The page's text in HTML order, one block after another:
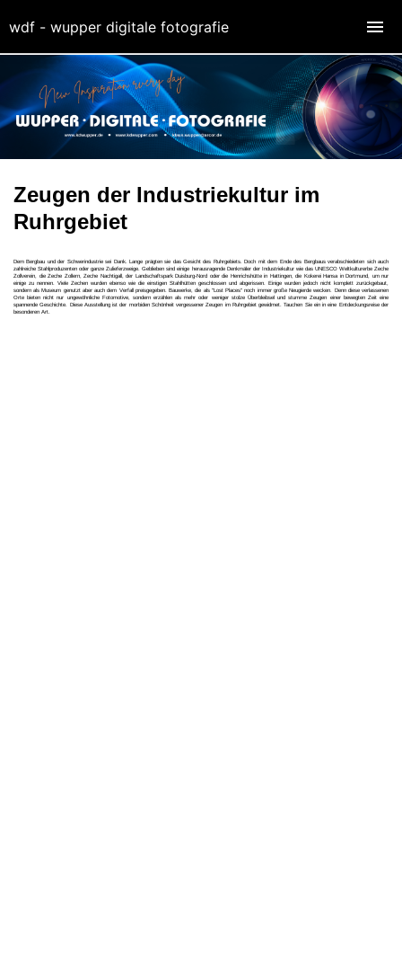
Zeugen der Industriekultur im
Ruhrgebiet
Dem Bergbau und der Schwerindustrie sei Dank. Lange prägten sie das Gesicht des Ruhrgebiets. Doch mit dem Ende des Bergbaus verabschiedeten sich auch
zahlreiche Stahlproduzenten oder ganze Zulieferzweige. Geblieben sind einige herausragende Denkmäler der Industriekultur wie das UNESCO Weltkulturerbe Zeche
Zollverein, die Zeche Zollern, Zeche Nachtigall, der Landschaftspark Duisburg-Nord oder die Henrichshütte in Hattingen, die Kokerei Hansa in Dortmund, um nur
einige zu nennen. Viele Zechen wurden ebenso wie die einstigen Stahlhütten geschlossen und abgerissen. Einige wurden jedoch nicht komplett zurückgebaut,
sondern als Museum genutzt aber auch dem Verfall preisgegeben. Bauwerke, die als "Lost Places" noch immer große Neugierde wecken. Denn diese verlassenen
Orte bieten nicht nur ungewöhnliche Fotomotive, sondern erzählen als mehr oder weniger stolze Überbleibsel und stumme Zeugen einer bewegten Zeit eine
spannende Geschichte. Diese Ausstellung ist der morbiden Schönheit vergessener Zeugen im Ruhrgebiet gewidmet. Tauchen Sie ein in eine Entdeckungsreise der
besonderen Art.
wdf - wupper digitale fotografie